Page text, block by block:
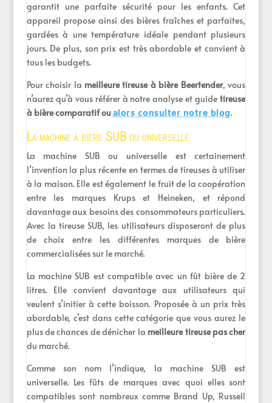
garantit une parfaite sécurité pour les enfants. Cet
appareil propose ainsi des bières fraîches et parfaites,
gardées à une température idéale pendant plusieurs
jours. De plus, son prix est très abordable et convient à
tous les budgets.
Pour choisir la meilleure tireuse à bière Beertender, vous
n’aurez qu’à vous référer à notre analyse et guidetireuse
à bière comparatif oualors consulter notre blog.
La machine à bière SUB ou universelle
La machine SUB ou universelle est certainement
l’invention la plus récente en termes de tireuses à utiliser
à la maison. Elle est également le fruit de la coopération
entre les marques Krups et Heineken, et répond
davantage aux besoins des consommateurs particuliers.
Avec la tireuse SUB, les utilisateurs disposeront de plus
de choix entre les différentes marques de bière
commercialisées sur le marché.
La machine SUB est compatible avec un fût bière de 2
litres. Elle convient davantage aux utilisateurs qui
veulent s’initier à cette boisson. Proposée à un prix très
abordable, c’est dans cette catégorie que vous aurez le
plus de chances de dénicher la meilleure tireuse pas cher
du marché.
Comme son nom l’indique, la machine SUB est
universelle. Les fûts de marques avec quoi elles sont
compatibles sont nombreux comme Brand Up, Russell